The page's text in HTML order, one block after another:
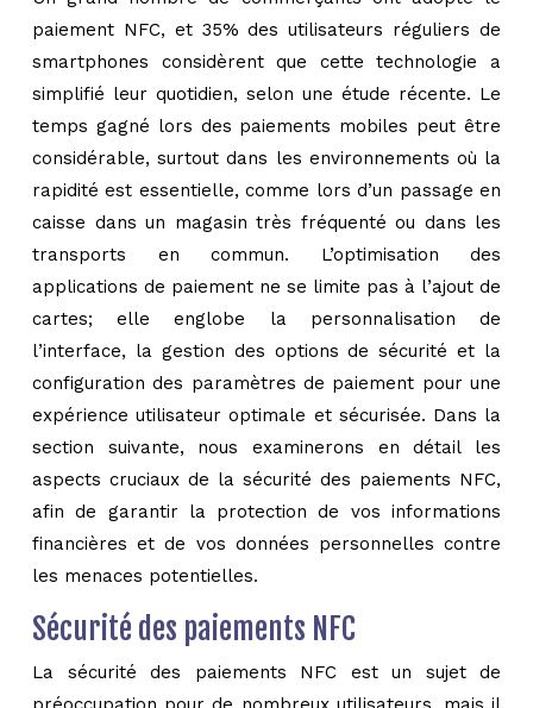
paiement NFC, et 35% des utilisateurs réguliers de
smartphones considèrent que cette technologie a
simplifié leur quotidien, selon une étude récente. Le
temps gagné lors des paiements mobiles peut être
considérable, surtout dans les environnements où la
rapidité est essentielle, comme lors d’un passage en
caisse dans un magasin très fréquenté ou dans les
transports en commun. L’optimisation des
applications de paiement ne se limite pas à l’ajout de
cartes; elle englobe la personnalisation de
l’interface, la gestion des options de sécurité et la
configuration des paramètres de paiement pour une
expérience utilisateur optimale et sécurisée. Dans la
section suivante, nous examinerons en détail les
aspects cruciaux de la sécurité des paiements NFC,
afin de garantir la protection de vos informations
financières et de vos données personnelles contre
les menaces potentielles.
Sécurité des paiements NFC
La sécurité des paiements NFC est un sujet de